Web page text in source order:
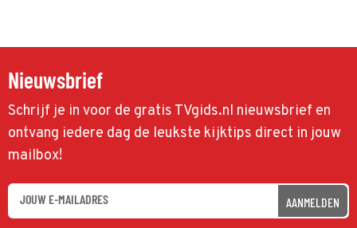
Nieuwsbrief
Schrijf je in voor de gratis TVgids.nl nieuwsbrief en
ontvang iedere dag de leukste kijktips direct in jouw
mailbox!
AANMELDEN